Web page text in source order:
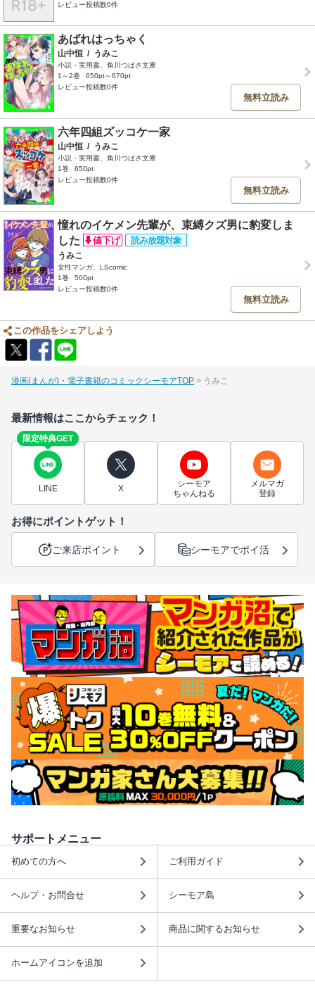
レビュー投稿数0件
あばれはっちゃく
山中恒 / うみこ
小説・実用書、角川つばさ文庫
1～2巻
650pt～670pt
レビュー投稿数0件
無料立読み
六年四組ズッコケ一家
山中恒 / うみこ
小説・実用書、角川つばさ文庫
1巻
650pt
レビュー投稿数0件
無料立読み
憧れのイケメン先輩が、束縛クズ男に豹変しま
した
うみこ
女性マンガ、LScomic
1巻
500pt
レビュー投稿数0件
無料立読み
この作品をシェアしよう
漫画(まんが)・電子書籍のコミックシーモアTOP うみこ
最新情報はここからチェック！
限定特典GET
LINE X
シーモア
ちゃんねる
メルマガ
登録
お得にポイントゲット！
ご来店ポイント シーモアでポイ活
サポートメニュー
初めての方へ ご利用ガイド
ヘルプ・お問合せ シーモア島
重要なお知らせ 商品に関するお知らせ
ホームアイコンを追加